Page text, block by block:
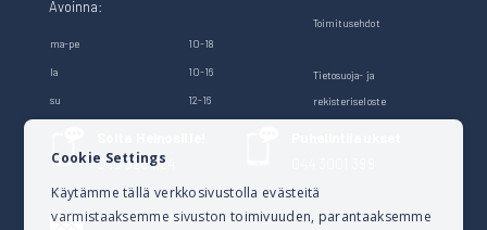
Avoinna:
ma-pe 10-18
la 10-16
su 12-16
Toimitusehdot
Tietosuoja- ja
rekisteriseloste
040 528 1124
Lähetä sähköpostia
Cookie Settings
Käytämme tällä verkkosivustolla evästeitä
varmistaaksemme sivuston toimivuuden, parantaaksemme